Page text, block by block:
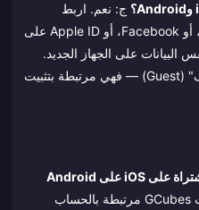
ج: نعم. اربط
حسابك ببريد إلكتروني، أو Google، أو Facebook، أو Apple ID على
البيانات على الجهاز الجديد.
تجنب الاعتماد على حسابات "الضيف" (Guest) — فهي مرتبطة بتثبيت
س: هل تعمل عملات GCubes المشتراة على iOS على Android
ج: نعم — عملات GCubes مرتبطة بالحساب